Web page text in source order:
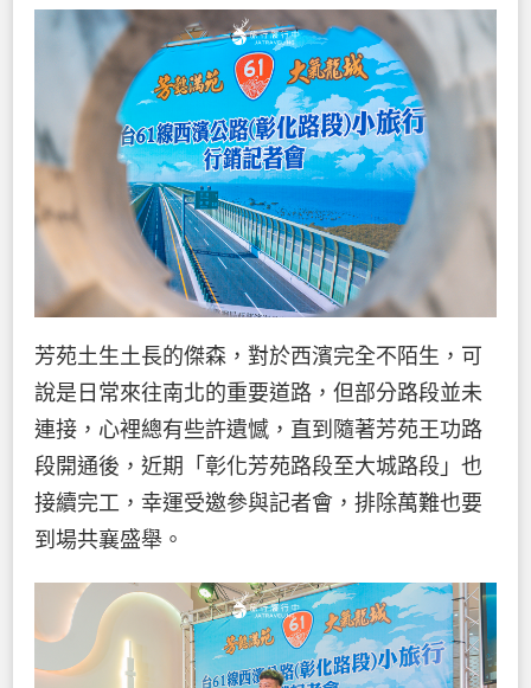
芳苑土生土長的傑森，對於西濱完全不陌生，可
說是日常來往南北的重要道路，但部分路段並未
連接，心裡總有些許遺憾，直到隨著芳苑王功路
段開通後，近期「彰化芳苑路段至大城路段」也
接續完工，幸運受邀參與記者會，排除萬難也要
到場共襄盛舉。